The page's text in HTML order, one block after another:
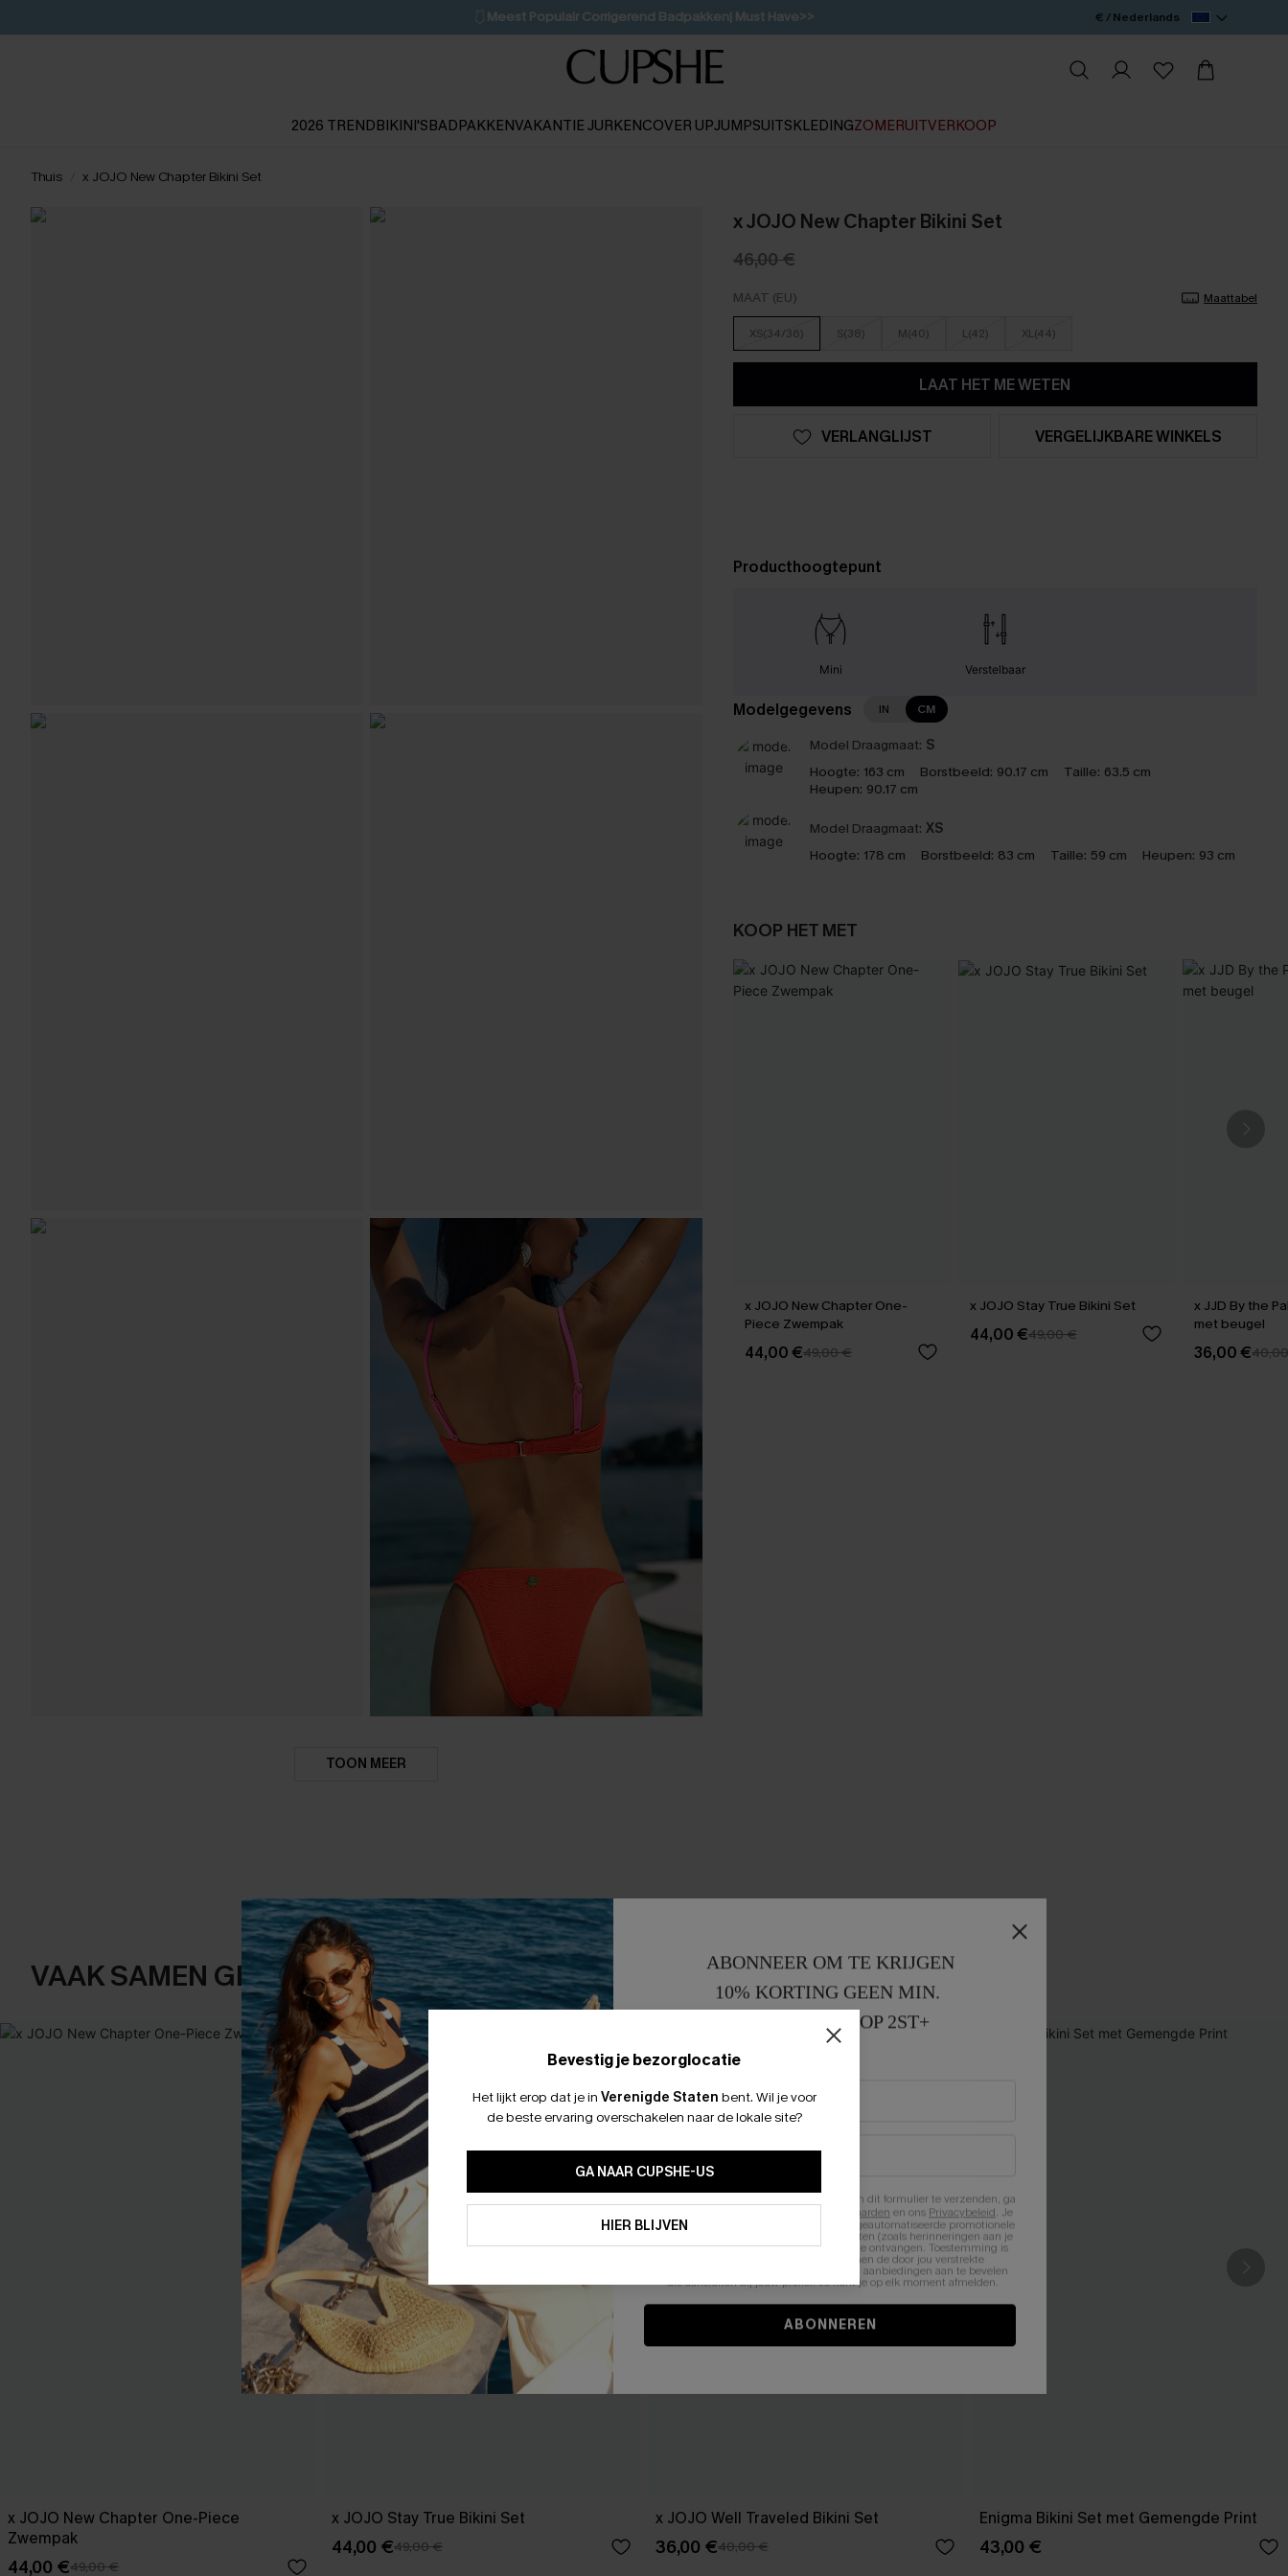
🩱 Meest Populair Corrigerend Badpakken| Must Have>>
💌Abonneer je & ontvang tot 15% korting>>
Koop 3, krijg 15% korting | CODE: SW15
€ / Nederlands
2026 TRENDBIKINI'SBADPAKKENVAKANTIE JURKENCOVER UPJUMPSUITSKLEDINGZOMERUITVERKOOP
Thuis x JOJO New Chapter Bikini Set
TOON MEER
x JOJO New Chapter Bikini Set
46,00 €
MAAT (EU) Maattabel
XS(34/36) S(38) M(40) L(42) XL(44)
LAAT HET ME WETEN
VERLANGLIJST VERGELIJKBARE WINKELS
Producthoogtepunt
Mini Verstelbaar
Modelgegevens IN CM
Model Draagmaat: S
Hoogte: 163 cm Borstbeeld: 90.17 cm Taille: 63.5 cm
Heupen: 90.17 cm
Model Draagmaat: XS
Hoogte: 178 cm Borstbeeld: 83 cm Taille: 59 cm Heupen: 93 cm
KOOP HET MET
x JOJO New Chapter One-
Piece Zwempak
44,00 €49,00 €
x JOJO Stay True Bikini Set
44,00 €49,00 €
x JJD By the
met beugel
36,00 €
VAAK SAMEN GEKOCHT
x JOJO New Chapter One-Piece
Zwempak
44,00 €49,00 €
x JOJO Stay True Bikini Set
44,00 €49,00 €
x JOJO Well Traveled Bikini Set
36,00 €40,00 €
Enigma Bikini Set met Gemengde Print
43,00 €
Bevestig je bezorglocatie
Het lijkt erop dat je in Verenigde Staten bent. Wil je voor
de beste ervaring overschakelen naar de lokale site?
GA NAAR CUPSHE-US
HIER BLIJVEN
ABONNEER OM TE KRIJGEN
10% KORTING GEEN MIN.
15% KORTING OP 2ST+
Door je contactgegevens in te vullen en dit formulier te verzenden, ga
Algemene Voorwaarden en ons Privacybeleid. Je
stemt er tevens mee in om herhaalde geautomatiseerde promotionele
en gepersonaliseerde marketingberichten (zoals herinneringen aan je
winkelwagen) en e-mails van Cupshe te ontvangen. Toestemming is
niet vereist voor een aankoop. We kunnen de door jou verstrekte
informatie gebruiken om producten en aanbiedingen aan te bevelen
die aansluiten bij jouw profiel. Je kunt je op elk moment afmelden.
ABONNEREN